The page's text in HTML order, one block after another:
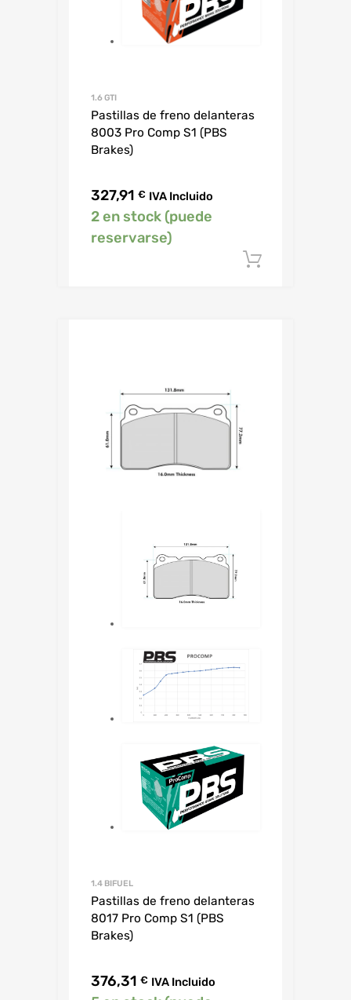
1.6 GTI
Pastillas de freno delanteras
8003 Pro Comp S1 (PBS
Brakes)
327,91 € IVA Incluido
2 en stock (puede
reservarse)
1.4 BIFUEL
Pastillas de freno delanteras
8017 Pro Comp S1 (PBS
Brakes)
376,31 € IVA Incluido